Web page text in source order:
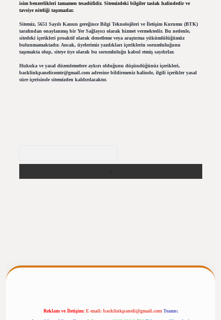
isim benzerlikleri tamamen tesadüfidir. Sitemizdeki bilgiler taslak halindedir ve
tavsiye niteliği taşımazlar.
Sitemiz, 5651 Sayılı Kanun gereğince Bilgi Teknolojileri ve İletişim Kurumu (BTK)
tarafından onaylanmış bir Yer Sağlayıcı olarak hizmet vermektedir. Bu nedenle,
sitedeki içerikleri proaktif olarak denetleme veya araştırma yükümlülüğümüz
bulunmamaktadır. Ancak, üyelerimiz yazdıkları içeriklerin sorumluluğunu
taşımakta olup, siteye üye olarak bu sorumluluğu kabul etmiş sayılırlar.
Hukuka ve yasal düzenlemelere aykırı olduğunu düşündüğünüz içerikleri,
backlinkpanelicomtr@gmail.comadresine bildirmeniz halinde, ilgili içerikler yasal
süre içerisinde sitemizden kaldırılacaktır.
Reklam ve İletişim: E-mail: backlinkpaneli@gmail.com Teams: